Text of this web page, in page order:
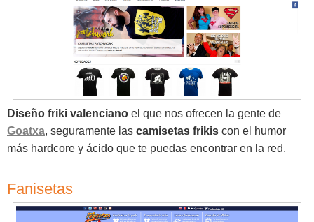
Diseño friki valenciano el que nos ofrecen la gente de
Goatxa, seguramente las camisetas frikis con el humor
más hardcore y ácido que te puedas encontrar en la red.
Fanisetas